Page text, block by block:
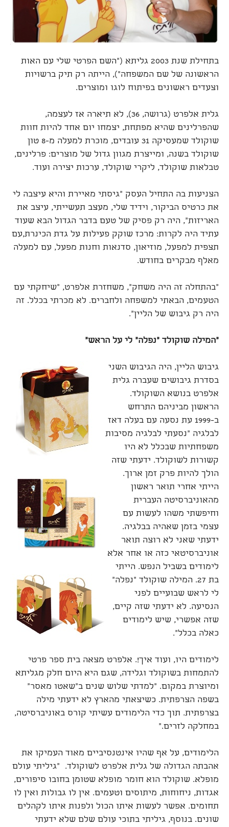
בתחילת שנת 2003 גליתא ("השם הפרטי שלי עם האות
הראשונה של שם המשפחה"), הייתה רק תיק ברשויות
וצעדים ראשונים בפיתוח לוגו ומוצרים.
גלית אלפרט (גרושה, 36), לא תיארה אז לעצמה,
שהפרלינים שהיא מפתחת, יצמחו יום אחד להיות חוות
שוקולד שמעסיקה 31 עובדים, מוכרת למעלה מ-8 טון
שוקולד בשנה, ומייצרת מגוון גדול של מוצרים: פרלינים,
טבלאות שוקולד, ליקרי שוקולד, ערכות יצירה ועוד.
הצניעות בה התחיל העסק "גיסתי מאיירת והיא עיצבה לי
את כרטיס הביקור, וידיד שלי, מעצב תעשייתי, עיצב את
האריזות", היה רק פסיק של טעם בדבר הגדול הבא שעוד
עתיד היה לקרות: מרכז שוקק פעילות על גדת הכינרת,עם
תצפית למפעל, מוזיאון, סדנאות וחנות מפעל, עם למעלה
מאלף מבקרים בחודש.
"בהתחלה זה היה משחק", משחזרת אלפרט, "שיחקתי עם
הטעמים, הבאתי למשפחה ולחברים. לא מכרתי בכלל. זה
היה רק גיבוש של הליין".
"המילה שוקולד "נפלה" לי על הראש"
גיבוש הליין, היה הגיבוש השני
בסדרת גיבושים שעברה גלית
אלפרט בנושא השוקולד.
הראשון מביניהם התרחש
ב-1999 עת נסעה עם בעלה דאז
לבלגיה "נסעתי לבלגיה מסיבות
משפחתיות שבכלל לא היו
קשורות לשוקולד. ידעתי שזה
הולך להיות פרק זמן ארוך.
הייתי אחרי תואר ראשון
מהאוניברסיטה העברית
וחיפשתי משהו לעשות עם
עצמי בזמן שאהיה בבלגיה.
ידעתי שאני לא רוצה תואר
אוניברסיטאי כזה או אחר אלא
לימודים בשביל הנפש. הייתי
בת 27. המילה שוקולד "נפלה"
לי לראש שבועיים לפני
הנסיעה. לא ידעתי שזה קיים,
שזה אפשרי, שיש לימודים
כאלה בכלל".
לימודים היו, ועוד איך!. אלפרט מצאה בית ספר פרטי
להתמחות בשוקולד וגלידה, שגם היא היום חלק מגליתא
ומיוצרת במקום. "למדתי שלוש שנים ב"שאטו מאסר"
בשפה הצרפתית. כשיצאתי מהארץ לא ידעתי מילה
בצרפתית. תוך כדי הלימודים עשיתי קורס באוניברסיטה,
במחלקה לזרים."
הלימודים, על אף שהיו אינטנסיביים מאוד העמיקו את
אהבתה הגדולה של גלית אלפרט לשוקולד. "גיליתי עולם
מופלא. שוקולד הוא חומר מופלא שטומן בחובו סיפורים,
אגדות, ניחוחות, מיתוסים וטעמים. אין לו גבולות ואין לו
תחומים. אפשר לעשות איתו הכול ולפנות איתו לקהלים
שונים. בנוסף, גיליתי בתוכי עולם שלם שלא ידעתי